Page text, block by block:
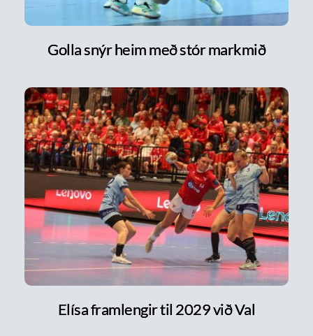
Golla snýr heim með stór markmið
Elísa framlengir til 2029 við Val